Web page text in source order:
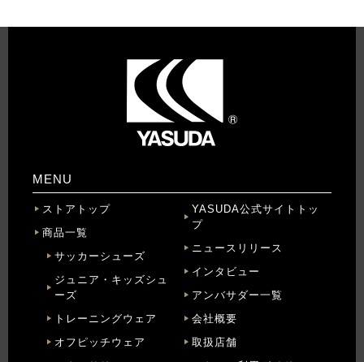
MENU
ストアトップ
商品一覧
サッカーシューズ
ジュニア・キッズシュ
ーズ
トレーニングウェア
オフピッチウェア
YASUDA公式サイトトッ
プ
ニュースリリース
インタビュー
アンバサダー一覧
会社概要
取扱店舗